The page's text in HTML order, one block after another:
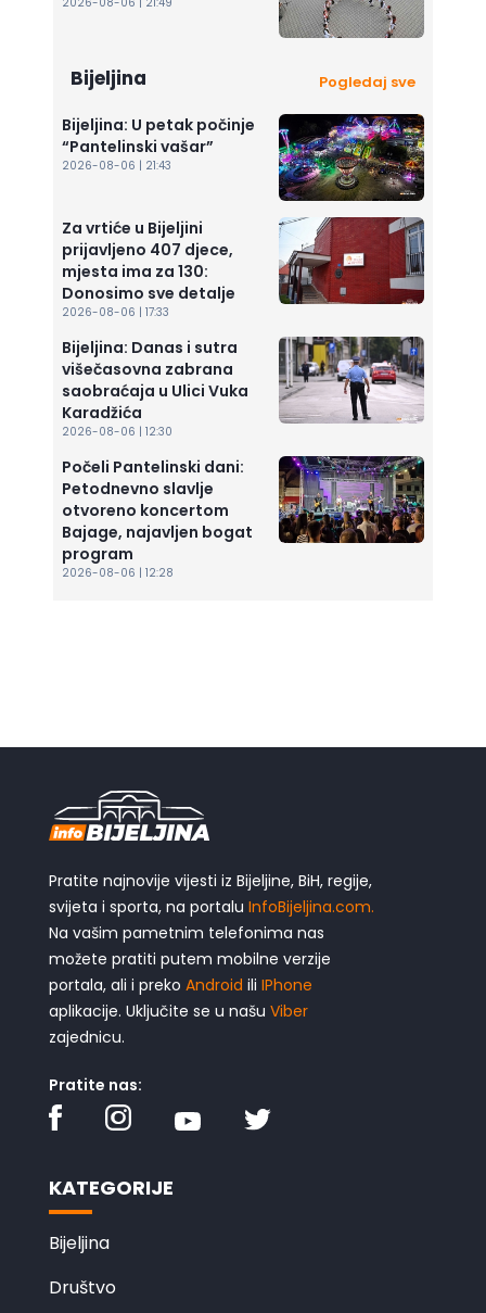
Bijeljina Pogledaj sve
Bijeljina: U petak počinje
“Pantelinski vašar”
2026-08-06 | 21:43
Za vrtiće u Bijeljini
prijavljeno 407 djece,
mjesta ima za 130:
Donosimo sve detalje
2026-08-06 | 17:33
Bijeljina: Danas i sutra
višečasovna zabrana
saobraćaja u Ulici Vuka
Karadžića
2026-08-06 | 12:30
Počeli Pantelinski dani:
Petodnevno slavlje
otvoreno koncertom
Bajage, najavljen bogat
program
2026-08-06 | 12:28
Pratite najnovije vijesti iz Bijeljine, BiH, regije,
svijeta i sporta, na portalu InfoBijeljina.com.
Na vašim pametnim telefonima nas
možete pratiti putem mobilne verzije
portala, ali i preko Android ili IPhone
aplikacije. Uključite se u našu Viber
zajednicu.
Pratite nas:
KATEGORIJE
Bijeljina
Društvo